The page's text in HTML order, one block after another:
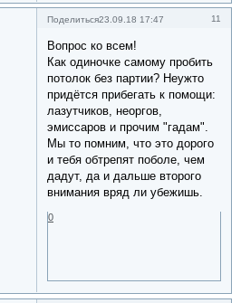
Поделиться 11
23.09.18 17:47
Вопрос ко всем!
Как одиночке самому пробить
потолок без партии? Неужто
придётся прибегать к помощи:
лазутчиков, неоргов,
эмиссаров и прочим "гадам".
Мы то помним, что это дорого
и тебя обтрепят поболе, чем
дадут, да и дальше второго
внимания вряд ли убежишь.
0